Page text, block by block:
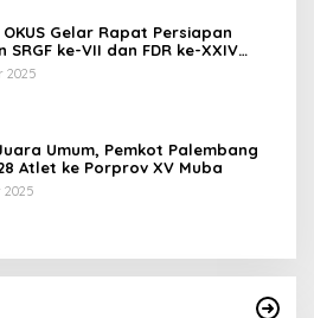
OKUS Gelar Rapat Persiapan
SRGF ke-VII dan FDR ke-XXIV
2025
Umum, Pemkot Palembang
Atlet ke Porprov XV Muba
2025